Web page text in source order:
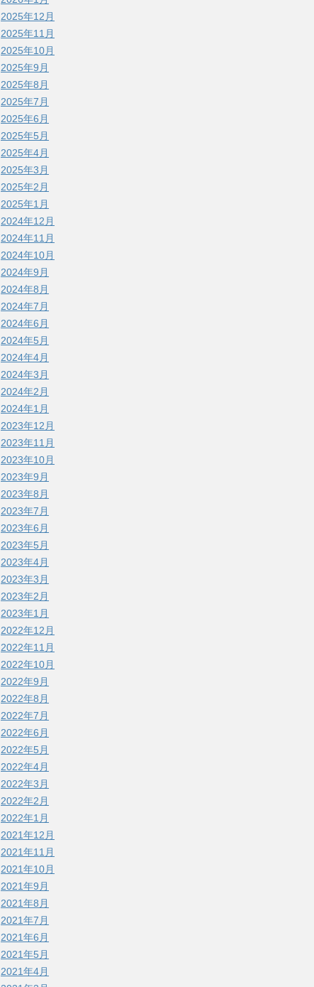
2025年12月
2025年11月
2025年10月
2025年9月
2025年8月
2025年7月
2025年6月
2025年5月
2025年4月
2025年3月
2025年2月
2025年1月
2024年12月
2024年11月
2024年10月
2024年9月
2024年8月
2024年7月
2024年6月
2024年5月
2024年4月
2024年3月
2024年2月
2024年1月
2023年12月
2023年11月
2023年10月
2023年9月
2023年8月
2023年7月
2023年6月
2023年5月
2023年4月
2023年3月
2023年2月
2023年1月
2022年12月
2022年11月
2022年10月
2022年9月
2022年8月
2022年7月
2022年6月
2022年5月
2022年4月
2022年3月
2022年2月
2022年1月
2021年12月
2021年11月
2021年10月
2021年9月
2021年8月
2021年7月
2021年6月
2021年5月
2021年4月